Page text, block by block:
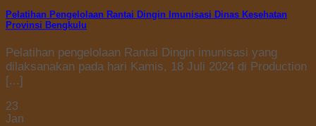
Pelatihan Pengelolaan Rantai Dingin Imunisasi Dinas Kesehatan
Provinsi Bengkulu
Pelatihan pengelolaan Rantai Dingin imunisasi yang
dilaksanakan pada hari Kamis, 18 Juli 2024 di Production
[...]
23
Jan